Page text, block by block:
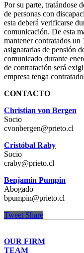
Por su parte, tratándose
de personas con
esta deberá verificarse
comunicación. De esta
mantener contratados un
asignatarias de pensión
comunicado durante
de contratación será
empresa tenga
CONTACTO
Christian von Bergen
Socio
cvonbergen@prieto.cl
Cristóbal Raby
Socio
craby@prieto.cl
Benjamin Pumpin
Abogado
bpumpin@prieto.cl
Tweet Share
OUR FIRM
TEAM